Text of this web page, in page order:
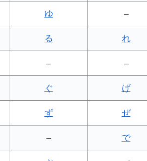
ゆ –
る れ
– –
ぐ げ
ず ぜ
– で